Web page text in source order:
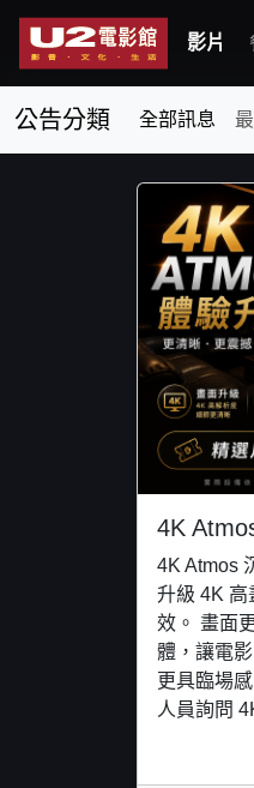
影片
公告分類 全部訊息
4K
4K Atmos
升級 4K 高
效。 畫面
體，讓電
更具臨場
人員詢問